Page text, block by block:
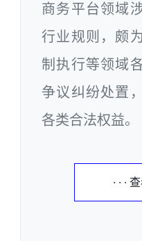
商务平台领域
行业规则，颇
制执行等领域
争议纠纷处置
各类合法权益。
· · ·